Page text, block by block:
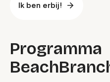
Ik ben erbij!
Programma